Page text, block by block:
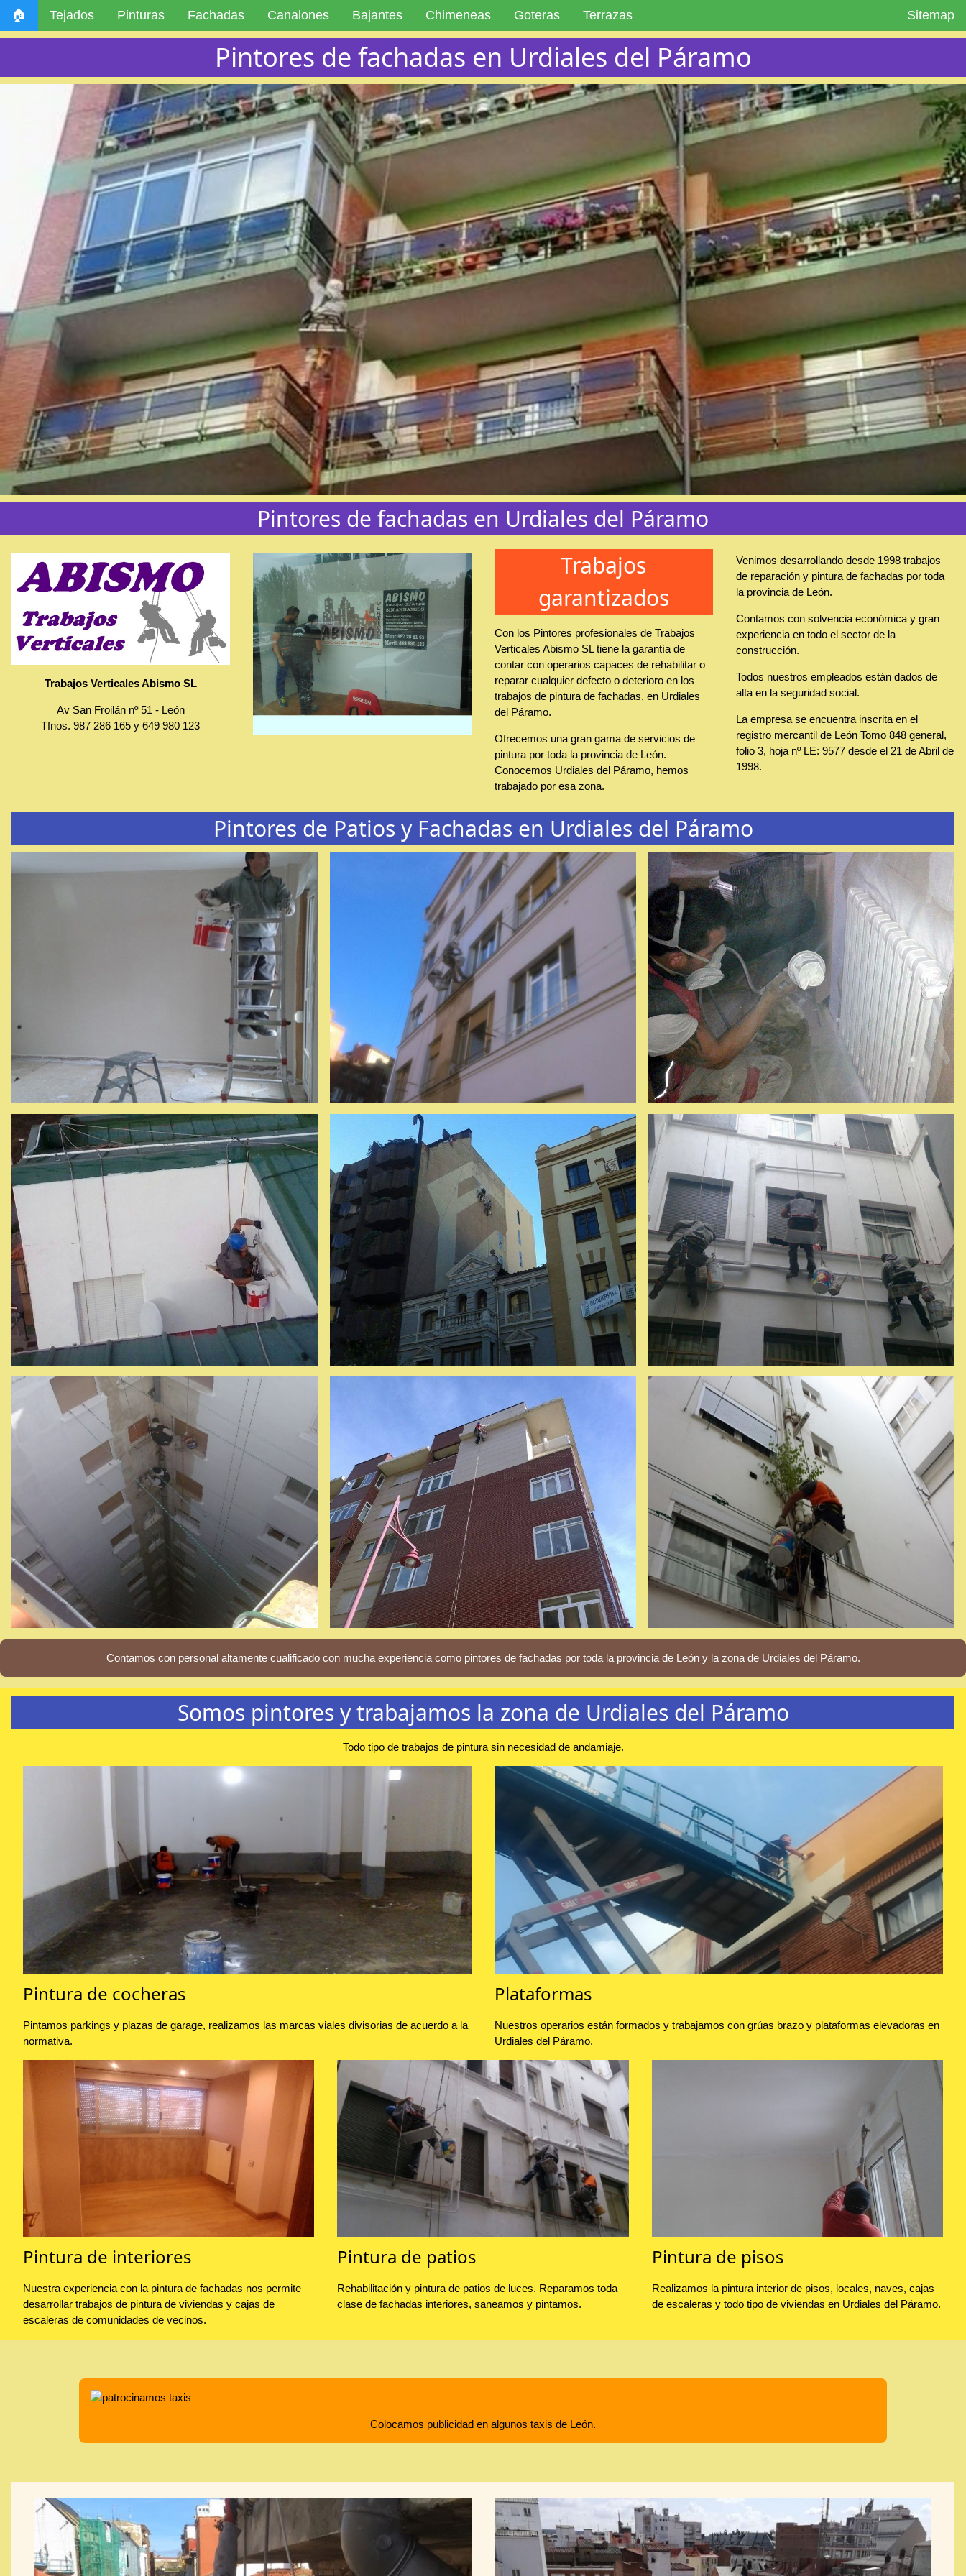
🏠 Tejados Pinturas Fachadas Canalones Bajantes Chimeneas Goteras Terrazas Sitemap
Pintores de fachadas en Urdiales del Páramo
Pintores de fachadas en Urdiales del Páramo
Trabajos Verticales Abismo SL
Av San Froilán nº 51 - León
Tfnos.987 286 165 y649 980 123
Trabajos
garantizados
Con los Pintores profesionales de Trabajos
Verticales Abismo SL tiene la garantía de
contar con operarios capaces de rehabilitar o
reparar cualquier defecto o deterioro en los
trabajos de pintura de fachadas, en Urdiales
del Páramo.
Ofrecemos una gran gama de servicios de
pintura por toda la provincia de León.
Conocemos Urdiales del Páramo, hemos
trabajado por esa zona.
Venimos desarrollando desde 1998 trabajos
de reparación y pintura de fachadas por toda
la provincia de León.
Contamos con solvencia económica y gran
experiencia en todo el sector de la
construcción.
Todos nuestros empleados están dados de
alta en la seguridad social.
La empresa se encuentra inscrita en el
registro mercantil de León Tomo 848 general,
folio 3, hoja nº LE: 9577 desde el 21 de Abril de
1998.
Pintores de Patios y Fachadas en Urdiales del Páramo
Contamos con personal altamente cualificado con mucha experiencia como pintores de fachadas por toda la provincia de León y la zona de Urdiales del Páramo.
Somos pintores y trabajamos la zona de Urdiales del Páramo
Todo tipo de trabajos de pintura sin necesidad de andamiaje.
Pintura de cocheras
Pintamos parkings y plazas de garage, realizamos las marcas viales divisorias de acuerdo a la
normativa.
Plataformas
Nuestros operarios están formados y trabajamos con grúas brazo y plataformas elevadoras en
Urdiales del Páramo.
Pintura de interiores
Nuestra experiencia con la pintura de fachadas nos permite
desarrollar trabajos de pintura de viviendas y cajas de
escaleras de comunidades de vecinos.
Pintura de patios
Rehabilitación y pintura de patios de luces. Reparamos toda
clase de fachadas interiores, saneamos y pintamos.
Pintura de pisos
Realizamos la pintura interior de pisos, locales, naves, cajas
de escaleras y todo tipo de viviendas en Urdiales del Páramo.
Colocamos publicidad en algunos taxis de León.